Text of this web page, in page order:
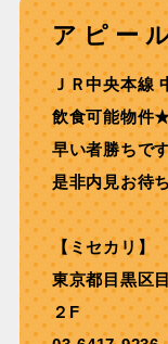
アピー
ＪＲ中央本線
飲食可能物件
早い者勝ちで
是非内見お待
【ミセカリ】
東京都目黒区
２F